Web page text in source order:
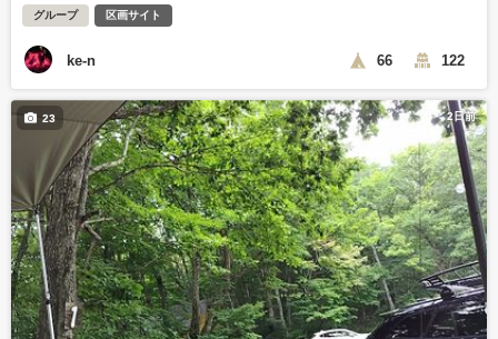
グループ 区画サイト
ke-n 66 122
2日前
23